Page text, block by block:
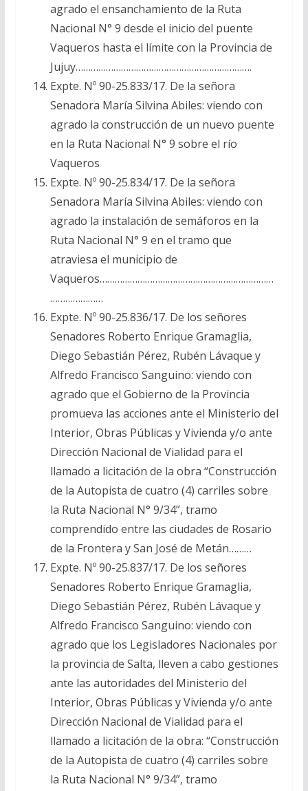
agrado el ensanchamiento de la Ruta
Nacional N° 9 desde el inicio del puente
Vaqueros hasta el límite con la Provincia de
Jujuy…………………………………………………………….
Expte. Nº 90-25.833/17. De la señora
Senadora María Silvina Abiles: viendo con
agrado la construcción de un nuevo puente
en la Ruta Nacional N° 9 sobre el río
Vaqueros
Expte. Nº 90-25.834/17. De la señora
Senadora María Silvina Abiles: viendo con
agrado la instalación de semáforos en la
Ruta Nacional N° 9 en el tramo que
atraviesa el municipio de
Vaqueros……………………………………………………………
…………………
Expte. Nº 90-25.836/17. De los señores
Senadores Roberto Enrique Gramaglia,
Diego Sebastián Pérez, Rubén Lávaque y
Alfredo Francisco Sanguino: viendo con
agrado que el Gobierno de la Provincia
promueva las acciones ante el Ministerio del
Interior, Obras Públicas y Vivienda y/o ante
Dirección Nacional de Vialidad para el
llamado a licitación de la obra “Construcción
de la Autopista de cuatro (4) carriles sobre
la Ruta Nacional N° 9/34”, tramo
comprendido entre las ciudades de Rosario
de la Frontera y San José de Metán………
Expte. Nº 90-25.837/17. De los señores
Senadores Roberto Enrique Gramaglia,
Diego Sebastián Pérez, Rubén Lávaque y
Alfredo Francisco Sanguino: viendo con
agrado que los Legisladores Nacionales por
la provincia de Salta, lleven a cabo gestiones
ante las autoridades del Ministerio del
Interior, Obras Públicas y Vivienda y/o ante
Dirección Nacional de Vialidad para el
llamado a licitación de la obra: “Construcción
de la Autopista de cuatro (4) carriles sobre
la Ruta Nacional N° 9/34”, tramo